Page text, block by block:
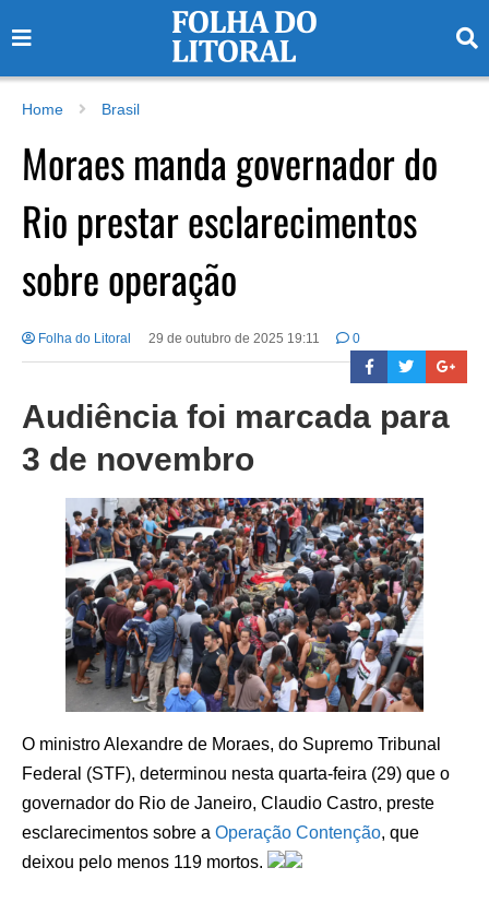
Home Brasil
Moraes manda governador do
Rio prestar esclarecimentos
sobre operação
Folha do Litoral 29 de outubro de 2025 19:11 0
Audiência foi marcada para
3 de novembro
O ministro Alexandre de Moraes, do Supremo Tribunal
Federal (STF), determinou nesta quarta-feira (29) que o
governador do Rio de Janeiro, Claudio Castro, preste
esclarecimentos sobre a Operação Contenção, que
deixou pelo menos 119 mortos.